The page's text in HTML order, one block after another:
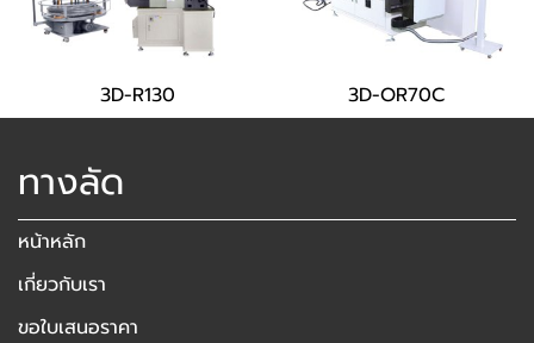
3D-R130 3D-OR70C
ทางลัด
หน้าหลัก
เกี่ยวกับเรา
ขอใบเสนอราคา